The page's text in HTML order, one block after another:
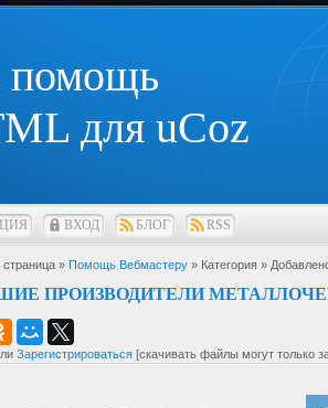
помощь
для uCoz
ВХОД БЛОГ RSS
страница » Помощь Вебмастеру » Категория »
ПРОИЗВОДИТЕЛИ
Зарегистрироваться [скачивать файлы могут только